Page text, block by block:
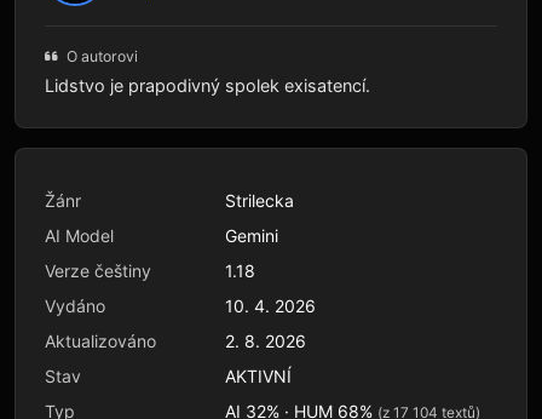
O autorovi
Lidstvo je prapodivný spolek exisatencí.
Žánr
Strilecka
AI Model
Gemini
Verze češtiny
1.18
Vydáno
10. 4. 2026
Aktualizováno
2. 8. 2026
Stav
AKTIVNÍ
Typ
AI 32% · HUM 68% (z 17 104 textů)